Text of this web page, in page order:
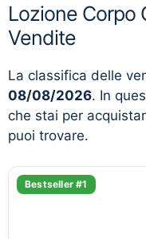
Lozione Corpo
Vendite
La classifica delle
08/08/2026. In
che stai per
puoi trovare.
Bestseller #1